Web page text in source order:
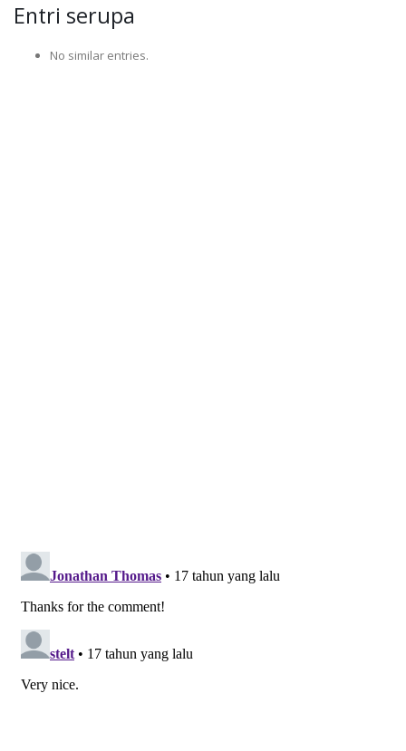
Entri serupa
No similar entries.